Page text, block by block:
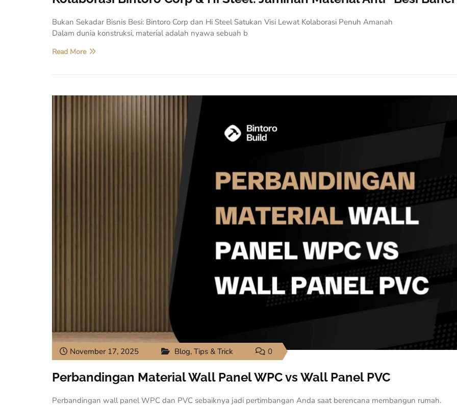
Bukan Sekadar Bisnis Besi: Bintoro Corp dan Hi Steel Satukan Visi Lewat Kolaborasi Penuh Amanah
Dalam dunia konstruksi, material adalah nyawa sebuah b
Read More
November 17, 2025 Blog, Tips & Trick 0
Perbandingan Material Wall Panel WPC vs Wall Panel PVC
Perbandingan wall panel WPC dan PVC sebaiknya jadi pertimbangan Anda saat berencana membangun rumah.